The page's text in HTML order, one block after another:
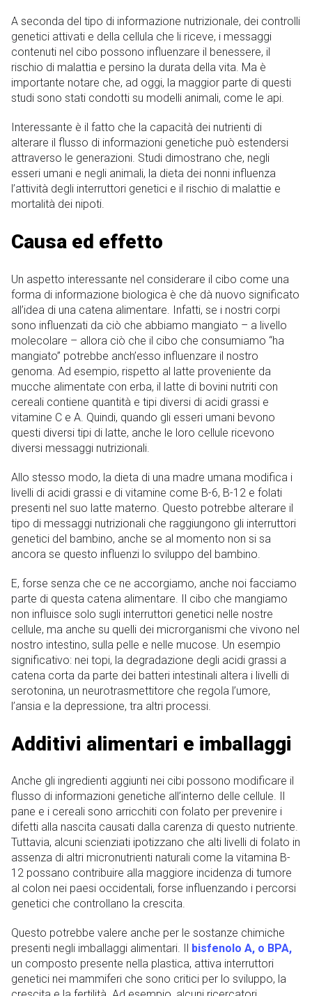
A seconda del tipo di informazione nutrizionale, dei controlli
genetici attivati e della cellula che li riceve, i messaggi
contenuti nel cibo possono influenzare il benessere, il
rischio di malattia e persino la durata della vita. Ma è
importante notare che, ad oggi, la maggior parte di questi
studi sono stati condotti su modelli animali, come le api.
Interessante è il fatto che la capacità dei nutrienti di
alterare il flusso di informazioni genetiche può estendersi
attraverso le generazioni. Studi dimostrano che, negli
esseri umani e negli animali, la dieta dei nonni influenza
l’attività degli interruttori genetici e il rischio di malattie e
mortalità dei nipoti.
Causa ed effetto
Un aspetto interessante nel considerare il cibo come una
forma di informazione biologica è che dà nuovo significato
all’idea di una catena alimentare. Infatti, se i nostri corpi
sono influenzati da ciò che abbiamo mangiato – a livello
molecolare – allora ciò che il cibo che consumiamo “ha
mangiato” potrebbe anch’esso influenzare il nostro
genoma. Ad esempio, rispetto al latte proveniente da
mucche alimentate con erba, il latte di bovini nutriti con
cereali contiene quantità e tipi diversi di acidi grassi e
vitamine C e A. Quindi, quando gli esseri umani bevono
questi diversi tipi di latte, anche le loro cellule ricevono
diversi messaggi nutrizionali.
Allo stesso modo, la dieta di una madre umana modifica i
livelli di acidi grassi e di vitamine come B-6, B-12 e folati
presenti nel suo latte materno. Questo potrebbe alterare il
tipo di messaggi nutrizionali che raggiungono gli interruttori
genetici del bambino, anche se al momento non si sa
ancora se questo influenzi lo sviluppo del bambino.
E, forse senza che ce ne accorgiamo, anche noi facciamo
parte di questa catena alimentare. Il cibo che mangiamo
non influisce solo sugli interruttori genetici nelle nostre
cellule, ma anche su quelli dei microrganismi che vivono nel
nostro intestino, sulla pelle e nelle mucose. Un esempio
significativo: nei topi, la degradazione degli acidi grassi a
catena corta da parte dei batteri intestinali altera i livelli di
serotonina, un neurotrasmettitore che regola l’umore,
l’ansia e la depressione, tra altri processi.
Additivi alimentari e imballaggi
Anche gli ingredienti aggiunti nei cibi possono modificare il
flusso di informazioni genetiche all’interno delle cellule. Il
pane e i cereali sono arricchiti con folato per prevenire i
difetti alla nascita causati dalla carenza di questo nutriente.
Tuttavia, alcuni scienziati ipotizzano che alti livelli di folato in
assenza di altri micronutrienti naturali come la vitamina B-
12 possano contribuire alla maggiore incidenza di tumore
al colon nei paesi occidentali, forse influenzando i percorsi
genetici che controllano la crescita.
Questo potrebbe valere anche per le sostanze chimiche
presenti negli imballaggi alimentari. Il bisfenolo A, o BPA,
un composto presente nella plastica, attiva interruttori
genetici nei mammiferi che sono critici per lo sviluppo, la